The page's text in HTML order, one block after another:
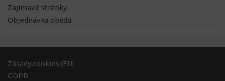
Zajímavé stránky
Objednávka obědů
Zásady cookies (EU)
GDPR